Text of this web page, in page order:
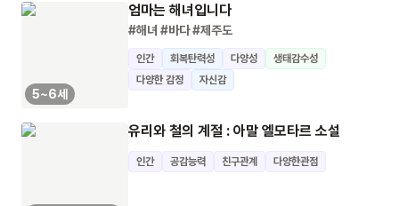
5~6세
엄마는 해녀입니다
#해녀 #바다#제주도
인간 회복탄력성 다양성
생태감수성
다양한 감정
자신감
유리와 철의 계절 : 아말 엘모타르 소설
인간 공감능력 친구관계 다양한관점